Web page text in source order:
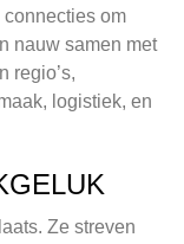
om
nauw samen met
regio’s,
logistiek, en
Ze streven